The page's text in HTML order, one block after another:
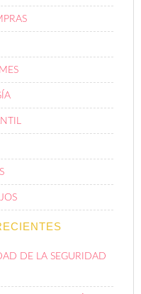
DE LA SEGURIDAD